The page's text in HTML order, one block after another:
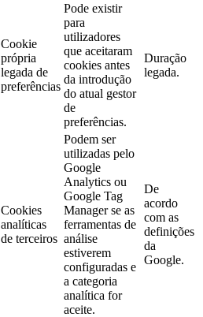
Cookie
própria
legada de
preferências
Pode existir
para
utilizadores
que aceitaram
cookies antes
da introdução
do atual gestor
de
preferências.
Duração
legada.
Cookies
analíticas
de terceiros
Podem ser
utilizadas pelo
Google
Analytics ou
Google Tag
Manager se as
ferramentas de
análise
estiverem
configuradas e
a categoria
analítica for
aceite.
De
acordo
com as
definições
da
Google.